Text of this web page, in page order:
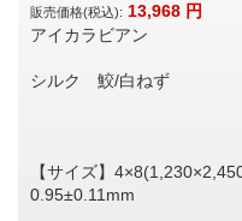
販売価格(税込): 13,968 円
アイカラビアン
シルク 鮫/白ねず
【サイズ】
0.95±0.11mm